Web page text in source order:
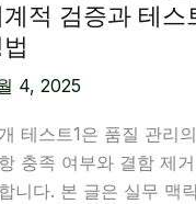
적 검증과 테스
4, 2025
테스트1은 품질 관리
충족 여부와 결함 제
니다. 본 글은 실무 맥